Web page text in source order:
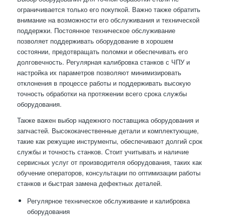
ограничивается только его покупкой. Важно также обратить
внимание на возможности его обслуживания и технической
поддержки. Постоянное техническое обслуживание
позволяет поддерживать оборудование в хорошем
состоянии, предотвращать поломки и обеспечивать его
долговечность. Регулярная калибровка станков с ЧПУ и
настройка их параметров позволяют минимизировать
отклонения в процессе работы и поддерживать высокую
точность обработки на протяжении всего срока службы
оборудования.
Также важен выбор надежного поставщика оборудования и
запчастей. Высококачественные детали и комплектующие,
такие как режущие инструменты, обеспечивают долгий срок
службы и точность станков. Стоит учитывать и наличие
сервисных услуг от производителя оборудования, таких как
обучение операторов, консультации по оптимизации работы
станков и быстрая замена дефектных деталей.
Регулярное техническое обслуживание и калибровка
оборудования